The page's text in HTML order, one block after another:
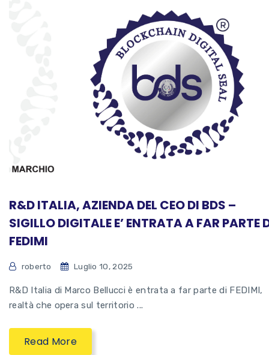
R&D ITALIA, AZIENDA DEL CEO DI BDS –
SIGILLO DIGITALE E’ ENTRATA A FAR PARTE
FEDIMI
roberto Luglio 10, 2025
R&D Italia di Marco Bellucci è entrata a far parte di FEDIMI,
realtà che opera sul territorio ...
Read More